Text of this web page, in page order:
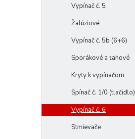
Vypínač č. 5
Žalúziové
Vypínač č. 5b (6+6)
Sporákové a ťahové
Kryty k vypínačom
Spínač č. 1/0 (tlačidlo)
Vypínač č. 6
Stmievače